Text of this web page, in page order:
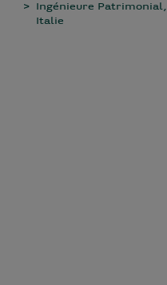
Ingénieure Patrimonial,
Italie